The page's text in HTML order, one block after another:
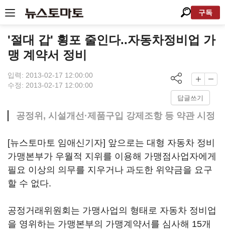
구독
'절대 갑' 횡포 줄인다..자동차정비업 가
맹 계약서 정비
입력: 2013-02-17 12:00:00
수정: 2013-02-17 12:00:00
답글쓰기
공정위, 시설개선·제품구입 강제조항 등 약관 시정
[뉴스토마토 임애신기자] 앞으로는 대형 자동차 정비
가맹본부가 우월적 지위를 이용해 가맹점사업자에게
필요 이상의 의무를 지우거나 과도한 위약금을 요구
할 수 없다.
공정거래위원회는 가맹사업의 형태로 자동차 정비업
을 영위하는 가맹본부의 가맹계약서를 심사해 15개